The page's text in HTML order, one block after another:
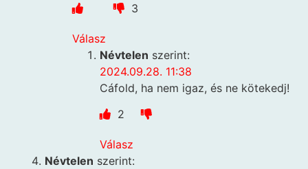
3
Válasz
Névtelen szerint:
2024.09.28. 11:38
Cáfold, ha nem igaz, és ne kötekedj!
2
Válasz
Névtelen szerint: